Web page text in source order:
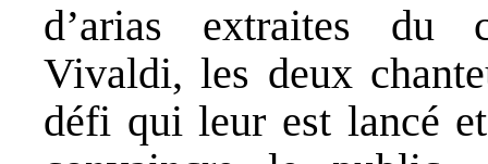
d’arias extraites du
Vivaldi, les deux
défi qui leur est lancé